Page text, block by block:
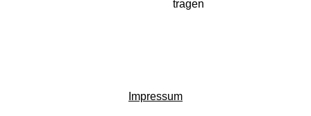
tragen
Impressum